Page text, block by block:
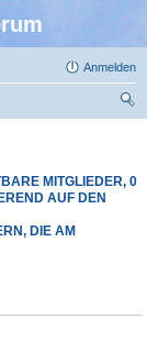
Anmelden
MITGLIEDER, 0
AUF DEN
DIE AM